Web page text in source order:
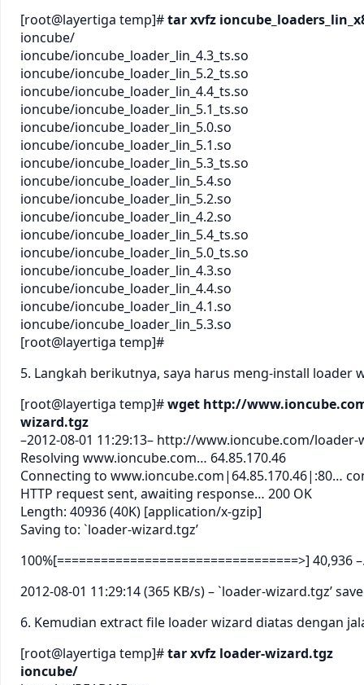
[root@layertiga temp]#tar xvfz
ioncube/
ioncube/ioncube_loader_lin_4.3_ts.so
ioncube/ioncube_loader_lin_5.2_ts.so
ioncube/ioncube_loader_lin_4.4_ts.so
ioncube/ioncube_loader_lin_5.1_ts.so
ioncube/ioncube_loader_lin_5.0.so
ioncube/ioncube_loader_lin_5.1.so
ioncube/ioncube_loader_lin_5.3_ts.so
ioncube/ioncube_loader_lin_5.4.so
ioncube/ioncube_loader_lin_5.2.so
ioncube/ioncube_loader_lin_4.2.so
ioncube/ioncube_loader_lin_5.4_ts.so
ioncube/ioncube_loader_lin_5.0_ts.so
ioncube/ioncube_loader_lin_4.3.so
ioncube/ioncube_loader_lin_4.4.so
ioncube/ioncube_loader_lin_4.1.so
ioncube/ioncube_loader_lin_5.3.so
[root@layertiga temp]#
5. Langkah berikutnya, saya harus meng-install loader
[root@layertiga temp]#wget http://
wizard.tgz
–2012-08-01 11:29:13– http://www.ioncube.com/
Resolving www.ioncube.com… 64.85.170.46
Connecting to www.ioncube.com|64.85.170.46|:80…
HTTP request sent, awaiting response… 200 OK
Length: 40936 (40K) [application/x-gzip]
Saving to: `loader-wizard.tgz’
100%[=================================>] 40,936
2012-08-01 11:29:14 (365 KB/s) – `loader-wizard.tgz’
6. Kemudian extract file loader wizard diatas dengan
[root@layertiga temp]#tar xvfz loader-wizard.tgz
ioncube/